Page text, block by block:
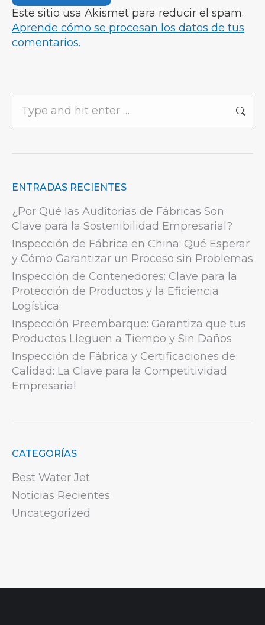
Este sitio usa Akismet para reducir el spam.
Aprende cómo se procesan los datos de tus
comentarios.
ENTRADAS RECIENTES
¿Por Qué las Auditorías de Fábricas Son
Clave para la Sostenibilidad Empresarial?
Inspección de Fábrica en China: Qué Esperar
y Cómo Garantizar un Proceso sin Problemas
Inspección de Contenedores: Clave para la
Protección de Productos y la Eficiencia
Logística
Inspección Preembarque: Garantiza que tus
Productos Lleguen a Tiempo y Sin Daños
Inspección de Fábrica y Certificaciones de
Calidad: La Clave para la Competitividad
Empresarial
CATEGORÍAS
Best Water Jet
Noticias Recientes
Uncategorized